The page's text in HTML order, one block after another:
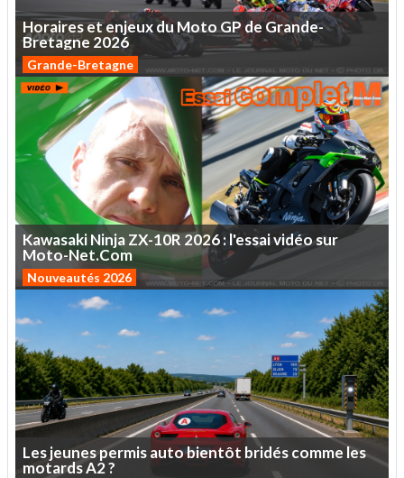
HorairesetenjeuxduMotoGPdeGrande-
Bretagne 2026
Grande-Bretagne
KawasakiNinjaZX-10R 2026:l'essaividéosur
Moto-Net.Com
Nouveautés 2026
Lesjeunespermisautobientôt bridéscommeles
motardsA2?